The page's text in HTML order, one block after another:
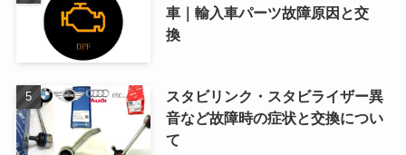
車｜輸入車パーツ故障原因と交
換
スタビリンク・スタビライザー異
音など故障時の症状と交換につい
て